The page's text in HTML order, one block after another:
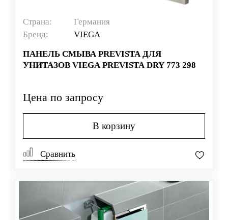
Страна:
Германия
Бренд:
VIEGA
ПАНЕЛЬ СМЫВА PREVISTA ДЛЯ
УНИТАЗОВ VIEGA PREVISTA DRY 773 298
Цена по запросу
В корзину
Сравнить